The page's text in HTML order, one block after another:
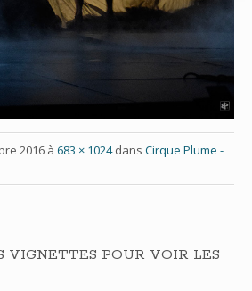
2016à 683 × 1024dans Cirque Plume -
VIGNETTES POUR VOIR LES